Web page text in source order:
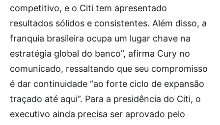
competitivo, e o Citi tem apresentado
resultados sólidos e consistentes. Além disso, a
franquia brasileira ocupa um lugar chave na
estratégia global do banco”, afirma Cury no
comunicado, ressaltando que seu compromisso
é dar continuidade “ao forte ciclo de expansão
traçado até aqui”. Para a presidência do Citi, o
executivo ainda precisa ser aprovado pelo